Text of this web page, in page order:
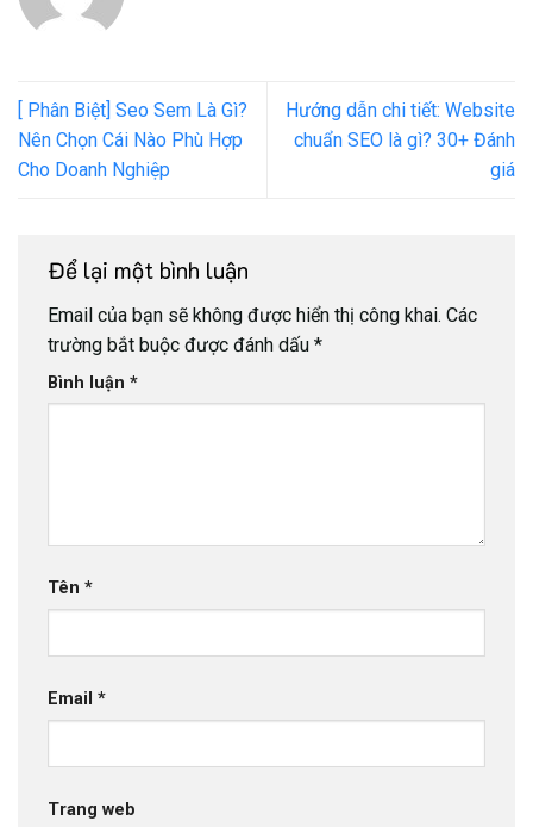
[ Phân Biệt] Seo Sem Là Gì?
Nên Chọn Cái Nào Phù Hợp
Cho Doanh Nghiệp
Hướng dẫn chi tiết: Website
chuẩn SEO là gì? 30+ Đánh
giá
Để lại một bình luận
Email của bạn sẽ không được hiển thị công khai. Các
trường bắt buộc được đánh dấu *
Bình luận *
Tên *
Email *
Trang web